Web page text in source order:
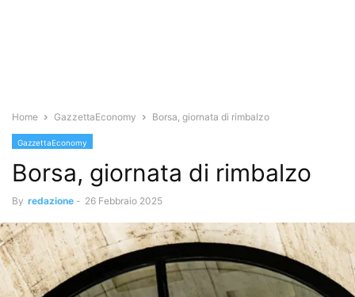
Home GazzettaEconomy Borsa, giornata di rimbalzo
GazzettaEconomy
Borsa, giornata di rimbalzo
By redazione - 26 Febbraio 2025